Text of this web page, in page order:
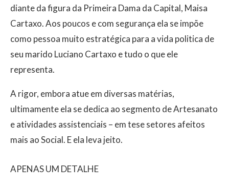
diante da figura da Primeira Dama da Capital, Maisa
Cartaxo. Aos poucos e com segurança ela se impõe
como pessoa muito estratégica para a vida politica de
seu marido Luciano Cartaxo e tudo o que ele
representa.
A rigor, embora atue em diversas matérias,
ultimamente ela se dedica ao segmento de Artesanato
e atividades assistenciais – em tese setores afeitos
mais ao Social. E ela leva jeito.
APENAS UM DETALHE